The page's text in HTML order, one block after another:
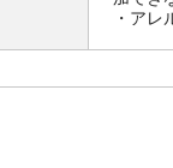
・ア